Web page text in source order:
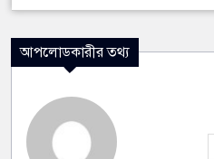
আপলোডকারীর তথ্য